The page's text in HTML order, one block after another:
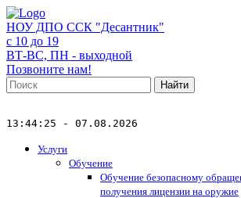
НОУ ДПО ССК "Десантник"
с 10 до 19
ВТ-ВС, ПН - выходной
Позвоните нам!
Найти
13:44:25 - 07.08.2026
Услуги
Обучение
Обучение безопасному
получения лицензии на оружие